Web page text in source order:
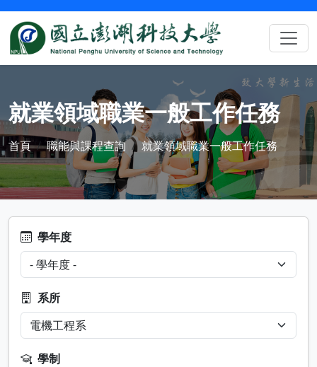
就業領域職業一般工作任務
首頁 職能與課程查詢 就業領域職業一般工作任務
學年度
系所
學制